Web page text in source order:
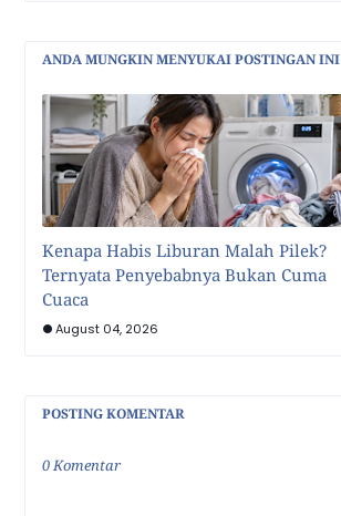
ANDA MUNGKIN MENYUKAI POSTINGAN INI
Kenapa Habis Liburan Malah Pilek?
Ternyata Penyebabnya Bukan Cuma
Cuaca
August 04, 2026
POSTING KOMENTAR
0 Komentar